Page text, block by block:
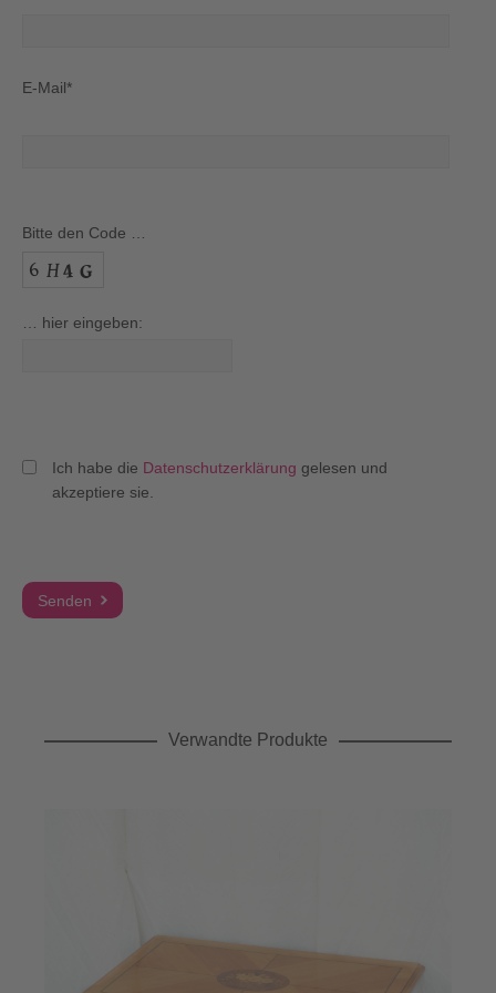
E-Mail*
Bitte den Code …
… hier eingeben:
Ich habe die Datenschutzerklärung gelesen und
akzeptiere sie.
Verwandte Produkte